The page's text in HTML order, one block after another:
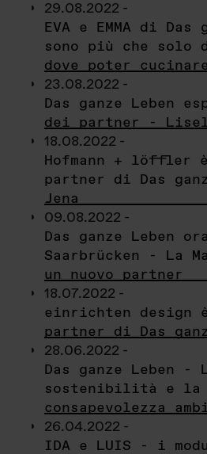
29.08.2022 -
EVA e EMMA di Das
sono più che solo
dove poter
23.08.2022 -
Das ganze Leben
dei partner -
18.08.2022 -
Hofmann + löffler
partner di Das
Jena
09.08.2022 -
Das ganze Leben
Saarbrücken - La
un nuovo partner
18.07.2022 -
einrichten design
partner di Das
28.06.2022 -
Das ganze Leben -
sostenibilità e la
consapevolezza
26.04.2022 -
IDA e LUIS - i